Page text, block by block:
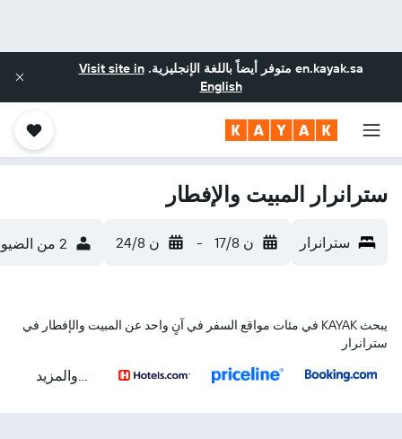
en.kayak.sa متوفر أيضاً باللغة الإنجليزية.Visit site in
English
سترانرار المبيت والإفطار
سترانرار ن 17/8 - ن 24/8 2 من الضيوف، غرفة واحدة
يبحث KAYAK في مئات مواقع السفر في آنٍ واحد عن المبيت والإفطار في
سترانرار
...والمزيد